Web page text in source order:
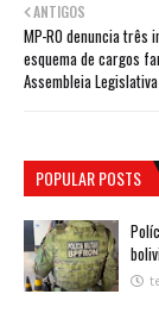
ANTIGOS
MP-RO denuncia três
esquema de cargos
Assembleia
POPULAR POSTS